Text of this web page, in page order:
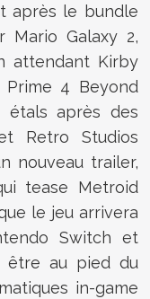
après le bundle
Mario Galaxy 2,
attendant Kirby
4 Beyond
étals après des
Retro Studios
nouveau trailer,
tease Metroid
le jeu arrivera
Switch et
être au pied du
in-game